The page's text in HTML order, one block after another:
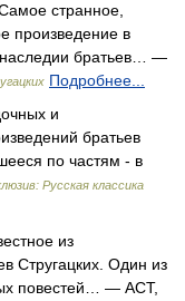
странное,
произведение в
наследии братьев… —
Подробнее...
и
братьев
по частям - в
Русская классика
из
Стругацких. Один из
повестей… — АСТ,